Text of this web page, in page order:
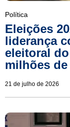
Política
Eleições
liderança
eleitoral
milhões
21 de julho de 2026